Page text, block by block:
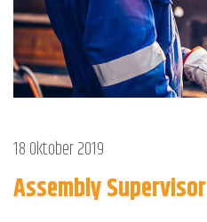
18 Oktober 2019
Assembly Supervisor